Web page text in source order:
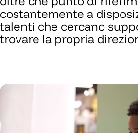
costantemente a
talenti che cercano
trovare la propria